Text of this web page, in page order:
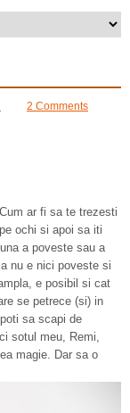
2 Comments
ar fi sa te trezesti
ochi si apoi sa iti
a poveste sau a
nu e nici poveste si
e posibil si cat
se petrece (si) in
sa scapi de
sotul meu, Remi,
magie. Dar sa o